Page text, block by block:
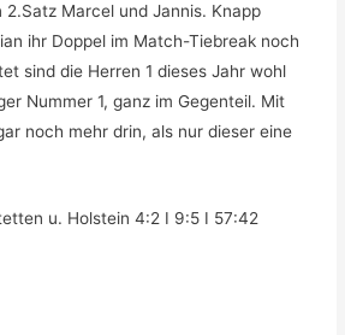
2.Satz Marcel und Jannis. Knapp
ihr Doppel im Match-Tiebreak noch
sind die Herren 1 dieses Jahr wohl
Nummer 1, ganz im Gegenteil. Mit
noch mehr drin, als nur dieser eine
u. Holstein 4:2 I 9:5 I 57:42